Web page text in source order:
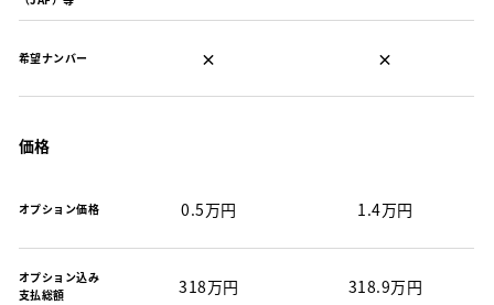
希望ナンバー × ×
価格
オプション価格 0.5万円 1.4万円
オプション込み
支払総額
318万円 318.9万円